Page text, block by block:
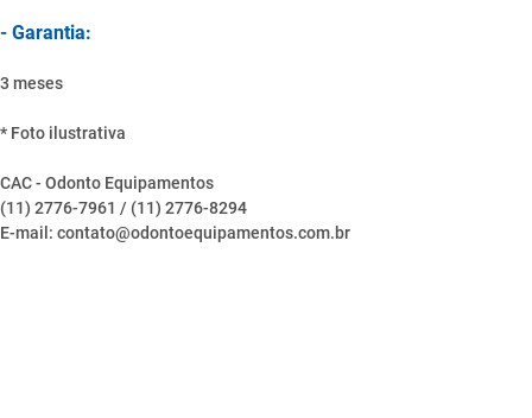
- Garantia:
3 meses
* Foto ilustrativa
CAC - Odonto Equipamentos
(11) 2776-7961 / (11) 2776-8294
E-mail: contato@odontoequipamentos.com.br